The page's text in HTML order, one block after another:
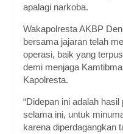
apalagi narkoba.
Wakapolresta AKBP
bersama jajaran telah
operasi, baik yang
demi menjaga
Kapolresta.
“Didepan ini adalah
selama ini, untuk
karena diperdagangkan